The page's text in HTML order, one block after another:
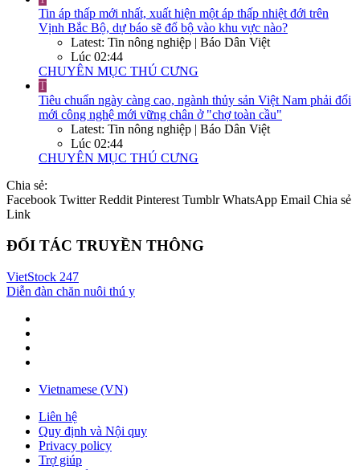
Tin áp thấp mới nhất, xuất hiện một áp thấp nhiệt đới trên
Vịnh Bắc Bộ, dự báo sẽ đổ bộ vào khu vực nào?
Latest: Tin nông nghiệp | Báo Dân Việt
Lúc 02:44
CHUYÊN MỤC THÚ CƯNG
T
Tiêu chuẩn ngày càng cao, ngành thủy sản Việt Nam phải đổi
mới công nghệ mới vững chân ở "chợ toàn cầu"
Latest: Tin nông nghiệp | Báo Dân Việt
Lúc 02:44
CHUYÊN MỤC THÚ CƯNG
Chia sẻ:
Facebook Twitter Reddit Pinterest Tumblr WhatsApp Email Chia sẻ
Link
ĐỐI TÁC TRUYỀN THÔNG
VietStock 247
Diễn đàn chăn nuôi thú y
Vietnamese (VN)
Liên hệ
Quy định và Nội quy
Privacy policy
Trợ giúp